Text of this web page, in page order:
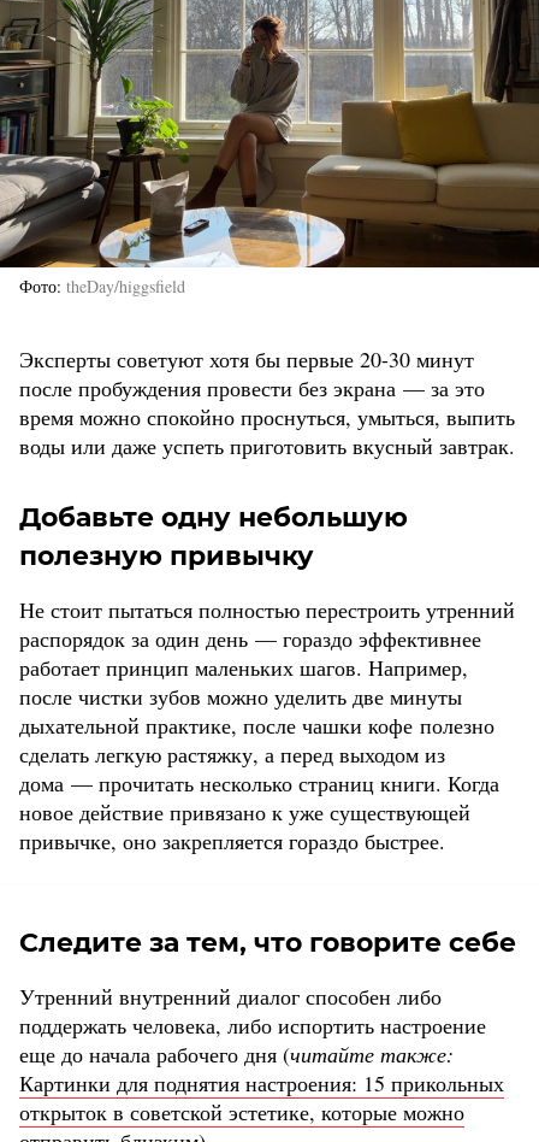
Фото theDay/higgsfield
Эксперты советуют хотя бы первые 20-30 минут
после пробуждения провести без экрана — за это
время можно спокойно проснуться, умыться, выпить
воды или даже успеть приготовить вкусный завтрак.
Добавьте одну небольшую
полезную привычку
Не стоит пытаться полностью перестроить утренний
распорядок за один день — гораздо эффективнее
работает принцип маленьких шагов. Например,
после чистки зубов можно уделить две минуты
дыхательной практике, после чашки кофе полезно
сделать легкую растяжку, а перед выходом из
дома — прочитать несколько страниц книги. Когда
новое действие привязано к уже существующей
привычке, оно закрепляется гораздо быстрее.
Следите за тем, что говорите себе
Утренний внутренний диалог способен либо
поддержать человека, либо испортить настроение
еще до начала рабочего дня (читайте также:
Картинки для поднятия настроения: 15 прикольных
открыток в советской эстетике, которые можно